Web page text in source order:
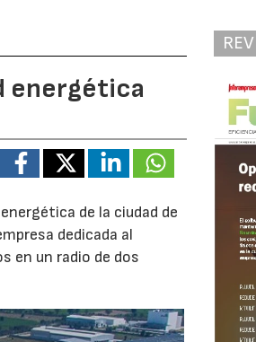
energética
de la ciudad de
dedicada al
en un radio de dos